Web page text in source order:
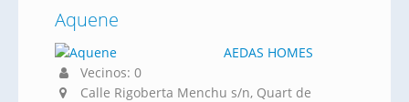
Aquene
AEDAS HOMES
Vecinos: 0
Calle Rigoberta Menchu s/n, Quart de